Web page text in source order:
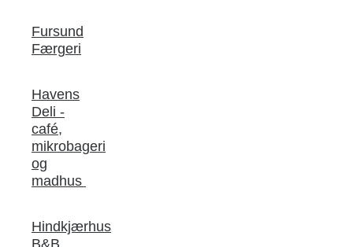
Fursund
Færgeri
Havens
Deli -
café,
mikrobageri
og
madhus
Hindkjærhus
B&B